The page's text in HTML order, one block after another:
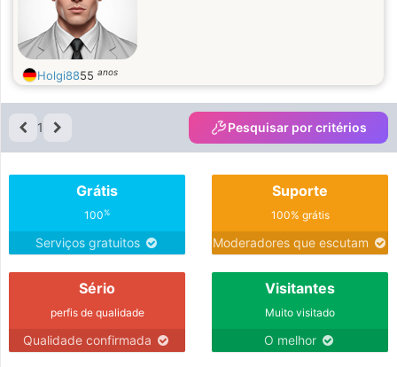
Holgi8855 anos
1 Pesquisar por critérios
Grátis
100%
Serviços gratuitos
Suporte
100% grátis
Moderadores que escutam
Sério
perfis de qualidade
Qualidade confirmada
Visitantes
Muito visitado
O melhor